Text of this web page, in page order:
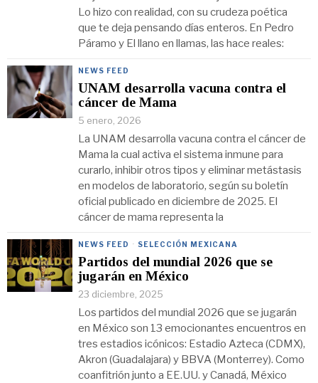
Lo hizo con realidad, con su crudeza poética
que te deja pensando días enteros. En Pedro
Páramo y El llano en llamas, las hace reales:
NEWS FEED
UNAM desarrolla vacuna contra el
cáncer de Mama
5 enero, 2026
La UNAM desarrolla vacuna contra el cáncer de
Mama la cual activa el sistema inmune para
curarlo, inhibir otros tipos y eliminar metástasis
en modelos de laboratorio, según su boletín
oficial publicado en diciembre de 2025. El
cáncer de mama representa la
NEWS FEED · SELECCIÓN MEXICANA
Partidos del mundial 2026 que se
jugarán en México
23 diciembre, 2025
Los partidos del mundial 2026 que se jugarán
en México son 13 emocionantes encuentros en
tres estadios icónicos: Estadio Azteca (CDMX),
Akron (Guadalajara) y BBVA (Monterrey). Como
coanfitrión junto a EE.UU. y Canadá, México